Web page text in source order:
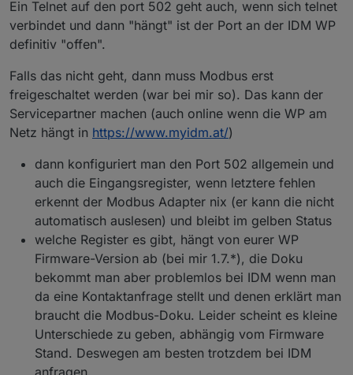
Ein Telnet auf den port 502 geht auch, wenn sich telnet
verbindet und dann "hängt" ist der Port an der IDM WP
definitiv "offen".
Falls das nicht geht, dann muss Modbus erst
freigeschaltet werden (war bei mir so). Das kann der
Servicepartner machen (auch online wenn die WP am
Netz hängt in https://www.myidm.at/)
dann konfiguriert man den Port 502 allgemein und
auch die Eingangsregister, wenn letztere fehlen
erkennt der Modbus Adapter nix (er kann die nicht
automatisch auslesen) und bleibt im gelben Status
welche Register es gibt, hängt von eurer WP
Firmware-Version ab (bei mir 1.7.*), die Doku
bekommt man aber problemlos bei IDM wenn man
da eine Kontaktanfrage stellt und denen erklärt man
braucht die Modbus-Doku. Leider scheint es kleine
Unterschiede zu geben, abhängig vom Firmware
Stand. Deswegen am besten trotzdem bei IDM
anfragen.